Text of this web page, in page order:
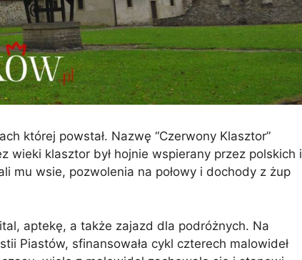
której powstał. Nazwę “Czerwony Klasztor”
klasztor był hojnie wspierany przez polskich i
mu wsie, pozwolenia na połowy i dochody z żup
aptekę, a także zajazd dla podróżnych. Na
Piastów, sfinansowała cykl czterech malowideł